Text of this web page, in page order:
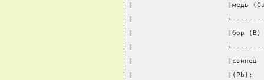
¦                       ¦медь
¦                       +----------
¦                       ¦бор (B)
¦                       +----------
¦
¦                       ¦(Pb):